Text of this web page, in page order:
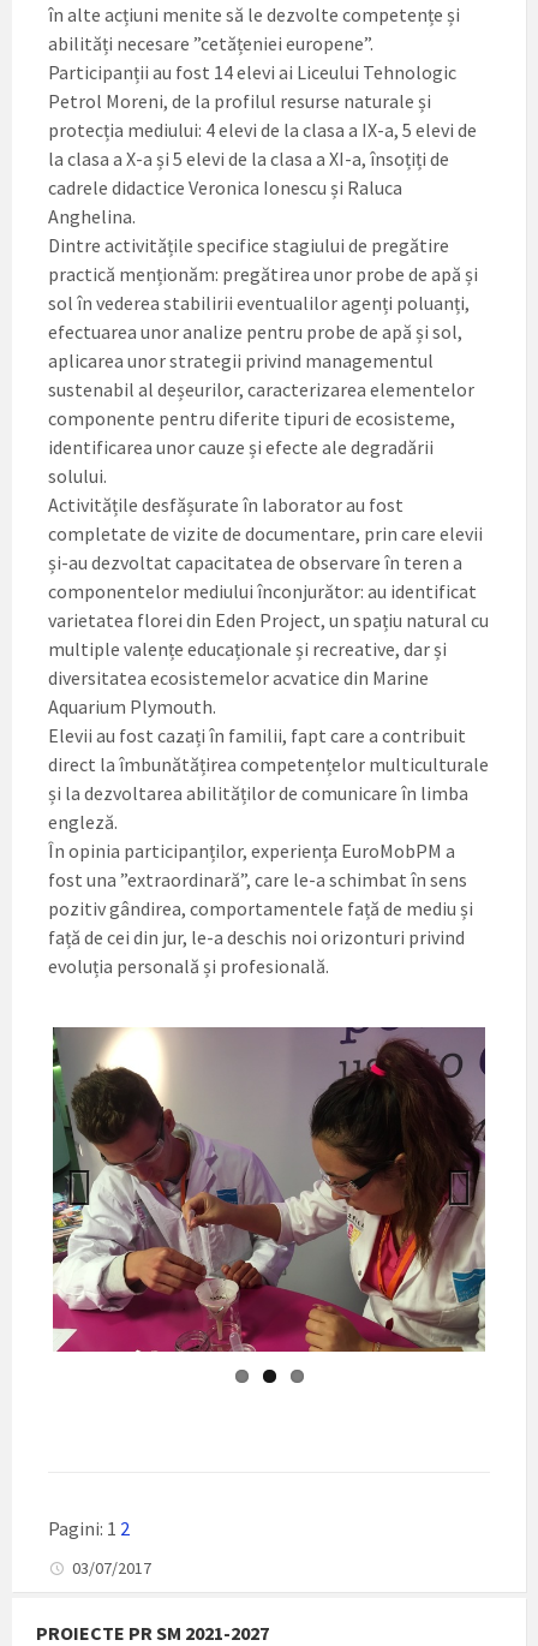
în alte acțiuni menite să le dezvolte competențe și
abilități necesare ”cetățeniei europene”.
Participanții au fost 14 elevi ai Liceului Tehnologic
Petrol Moreni, de la profilul resurse naturale și
protecția mediului: 4 elevi de la clasa a IX-a, 5 elevi de
la clasa a X-a și 5 elevi de la clasa a XI-a, însoțiți de
cadrele didactice Veronica Ionescu și Raluca
Anghelina.
Dintre activitățile specifice stagiului de pregătire
practică menționăm: pregătirea unor probe de apă și
sol în vederea stabilirii eventualilor agenți poluanți,
efectuarea unor analize pentru probe de apă și sol,
aplicarea unor strategii privind managementul
sustenabil al deșeurilor, caracterizarea elementelor
componente pentru diferite tipuri de ecosisteme,
identificarea unor cauze și efecte ale degradării
solului.
Activitățile desfășurate în laborator au fost
completate de vizite de documentare, prin care elevii
și-au dezvoltat capacitatea de observare în teren a
componentelor mediului înconjurător: au identificat
varietatea florei din Eden Project, un spațiu natural cu
multiple valențe educaționale și recreative, dar și
diversitatea ecosistemelor acvatice din Marine
Aquarium Plymouth.
Elevii au fost cazați în familii, fapt care a contribuit
direct la îmbunătățirea competențelor multiculturale
și la dezvoltarea abilităților de comunicare în limba
engleză.
În opinia participanților, experiența EuroMobPM a
fost una ”extraordinară”, care le-a schimbat în sens
pozitiv gândirea, comportamentele față de mediu și
față de cei din jur, le-a deschis noi orizonturi privind
evoluția personală și profesională.
Previ
ous
Next
Pagini: 1 2
03/07/2017
PROIECTE PR SM 2021-2027